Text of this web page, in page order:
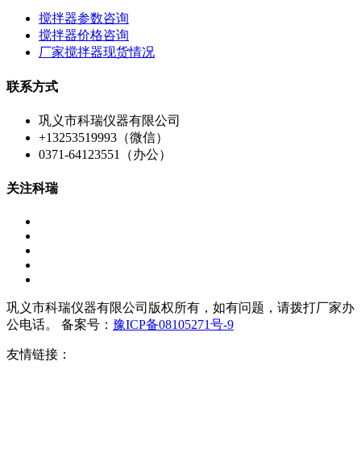
搅拌器参数咨询
搅拌器价格咨询
厂家搅拌器现货情况
联系方式
巩义市科瑞仪器有限公司
+13253519993（微信）
0371-64123551（办公）
关注科瑞
巩义市科瑞仪器有限公司版权所有，如有问题，请拨打厂家办
公电话。 备案号： 豫ICP备08105271号-9
友情链接：